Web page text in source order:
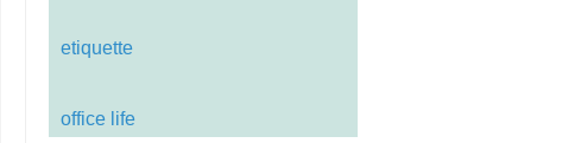
etiquette
office life